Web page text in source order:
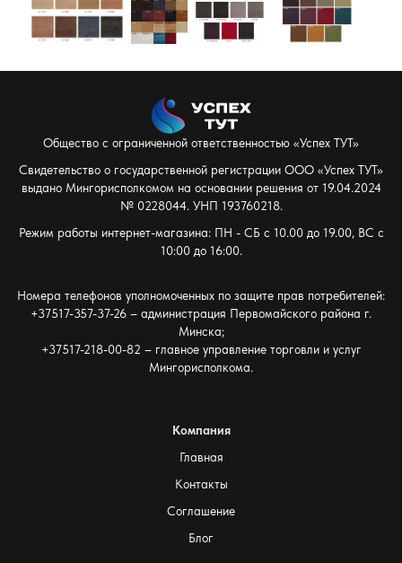
Общество с ограниченной ответственностью «Успех ТУТ»
Свидетельство о государственной регистрации ООО «Успех ТУТ»
выдано Мингорисполкомом на основании решения от 19.04.2024
№ 0228044. УНП 193760218.
Режим работы интернет-магазина: ПН - СБ с 10.00 до 19.00, ВС с
10:00 до 16:00.
Номера телефонов уполномоченных по защите прав потребителей:
+37517-357-37-26 – администрация Первомайского района г.
Минска;
+37517-218-00-82 – главное управление торговли и услуг
Мингорисполкома.
Компания
Главная
Контакты
Соглашение
Блог